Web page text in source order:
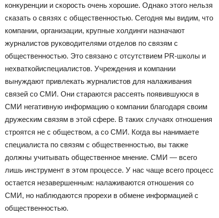
конкуренции и скорость очень хорошие. Однако этого нельзя
сказать о связях с общественностью. Сегодня мы видим, что
компании, организации, крупные холдинги назначают
журналистов руководителями отделов по связям с
общественностью. Это связано с отсутствием PR-школы и
нехваткойиспециалистов. Учреждения и компании
вынуждают привлекать журналистов для налаживания
связей со СМИ. Они стараются рассеять появившуюся в
СМИ негативную информацию о компании благодаря своим
дружеским связям в этой сфере. В таких случаях отношения
строятся не с обществом, а со СМИ. Когда вы нанимаете
специалиста по связям с общественностью, вы также
должны учитывать общественное мнение. СМИ — всего
лишь инструмент в этом процессе. У нас чаще всего процесс
остается незавершенным: налаживаются отношения со
СМИ, но наблюдаются прорехи в обмене информацией с
общественностью.